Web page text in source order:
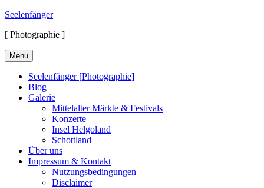
Skip
content
Seelenfänger
[ Photographie ]
Menu
Seelenfänger [Photographie]
Blog
Galerie
Mittelalter Märkte & Festivals
Konzerte
Insel Helgoland
Schottland
Über uns
Impressum & Kontakt
Nutzungsbedingungen
Disclaimer